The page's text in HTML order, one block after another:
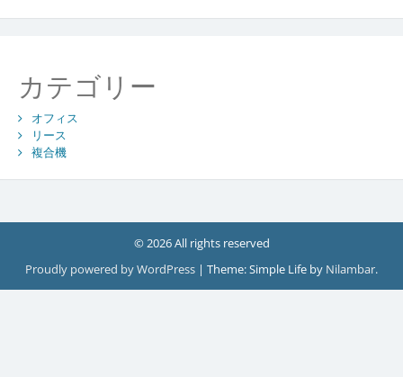
カテゴリー
オフィス
リース
複合機
© 2026 All rights reserved
Proudly powered by WordPress | Theme: Simple Life by Nilambar.